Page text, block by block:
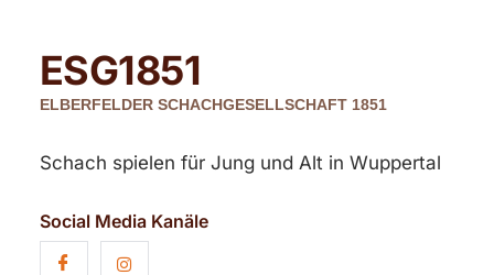
ESG1851
ELBERFELDER SCHACHGESELLSCHAFT 1851
Schach spielen für Jung und Alt in Wuppertal
Social Media Kanäle